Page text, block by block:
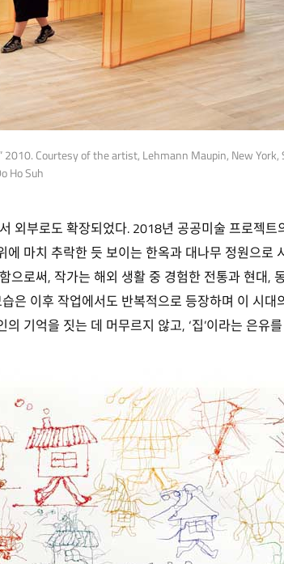
2010. Courtesy of the artist, Lehmann Maupin, New
Ho Suh
외부로도 확장되었다. 2018년 공공미술 프로젝
에 마치 추락한 듯 보이는 한옥과 대나무 정원으로
으로써, 작가는 해외 생활 중 경험한 전통과 현대,
은 이후 작업에서도 반복적으로 등장하며 이 시
기억을 짓는 데 머무르지 않고, ‘집’이라는 은유